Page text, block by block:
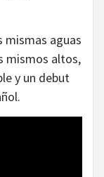
mismas aguas
mismos altos,
y un debut